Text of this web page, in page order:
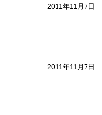
2011年11月7日
2011年11月7日